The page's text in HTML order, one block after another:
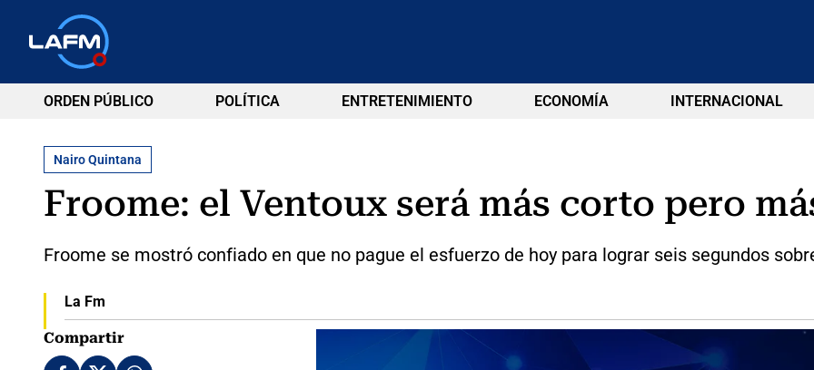
ORDEN PÚBLICO POLÍTICA ENTRETENIMIENTO ECONOMÍA INTERNACIONAL
Nairo Quintana
Froome: el Ventoux será más corto pero
Froome se mostró confiado en que no pague el esfuerzo de hoy para lograr seis segundos
La Fm
Compartir